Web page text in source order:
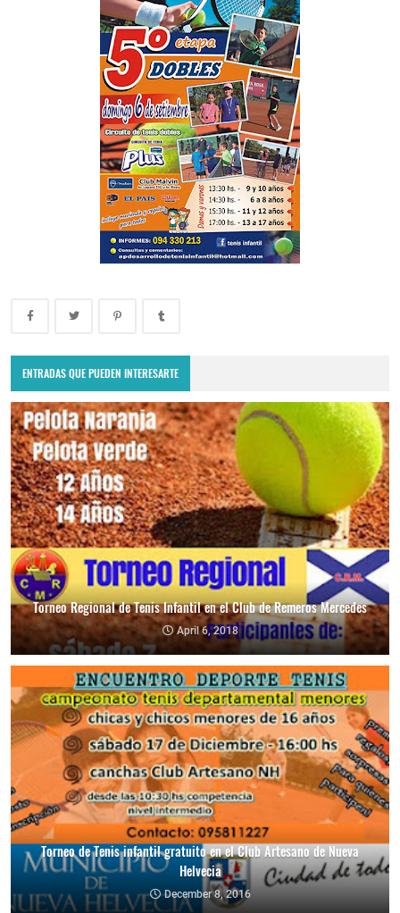
ENTRADAS QUE PUEDEN INTERESARTE
Torneo Regional de Tenis Infantil en el Club de Remeros Mercedes
April 6, 2018
Torneo de Tenis infantil gratuito en el Club Artesano de Nueva
Helvecia
December 8, 2016